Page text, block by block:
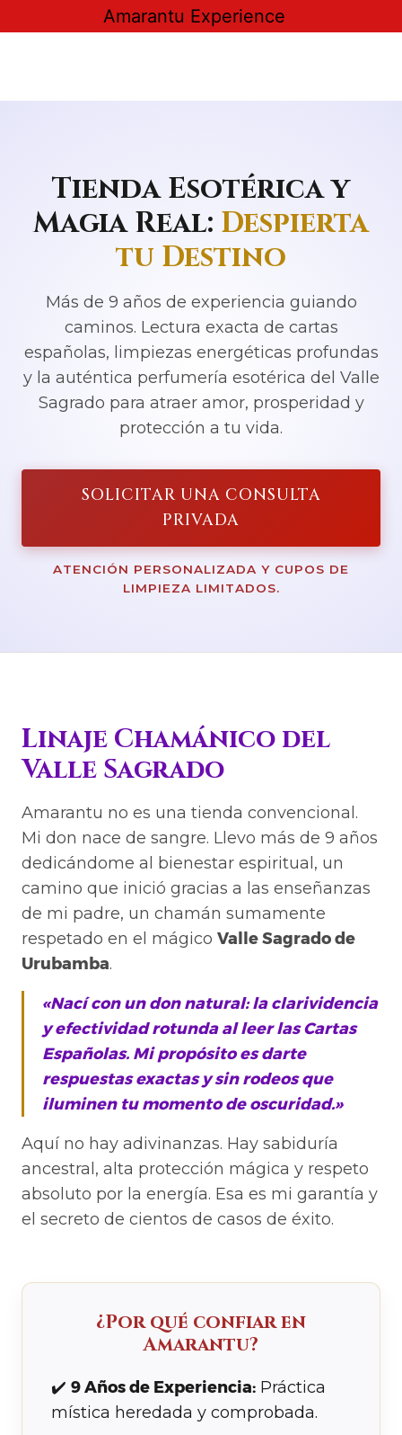
al
Amarantu Experience
Tienda Esotérica y
Magia Real: Despierta
tu Destino
Más de 9 años de experiencia guiando
caminos. Lectura exacta de cartas
españolas, limpiezas energéticas profundas
y la auténtica perfumería esotérica del Valle
Sagrado para atraer amor, prosperidad y
protección a tu vida.
SOLICITAR UNA CONSULTA
PRIVADA
ATENCIÓN PERSONALIZADA Y CUPOS DE
LIMPIEZA LIMITADOS.
Linaje Chamánico del
Valle Sagrado
Amarantu no es una tienda convencional.
Mi don nace de sangre. Llevo más de 9 años
dedicándome al bienestar espiritual, un
camino que inició gracias a las enseñanzas
de mi padre, un chamán sumamente
respetado en el mágico Valle Sagrado de
Urubamba.
«Nací con un don natural: la clarividencia
y efectividad rotunda al leer las Cartas
Españolas. Mi propósito es darte
respuestas exactas y sin rodeos que
iluminen tu momento de oscuridad.»
Aquí no hay adivinanzas. Hay sabiduría
ancestral, alta protección mágica y respeto
absoluto por la energía. Esa es mi garantía y
el secreto de cientos de casos de éxito.
¿Por qué confiar en
Amarantu?
✔️ 9 Años de Experiencia: Práctica
mística heredada y comprobada.